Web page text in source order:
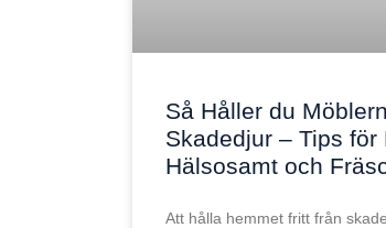
Så Håller du
Skadedjur – Tips för
Hälsosamt och
Att hålla hemmet fritt från